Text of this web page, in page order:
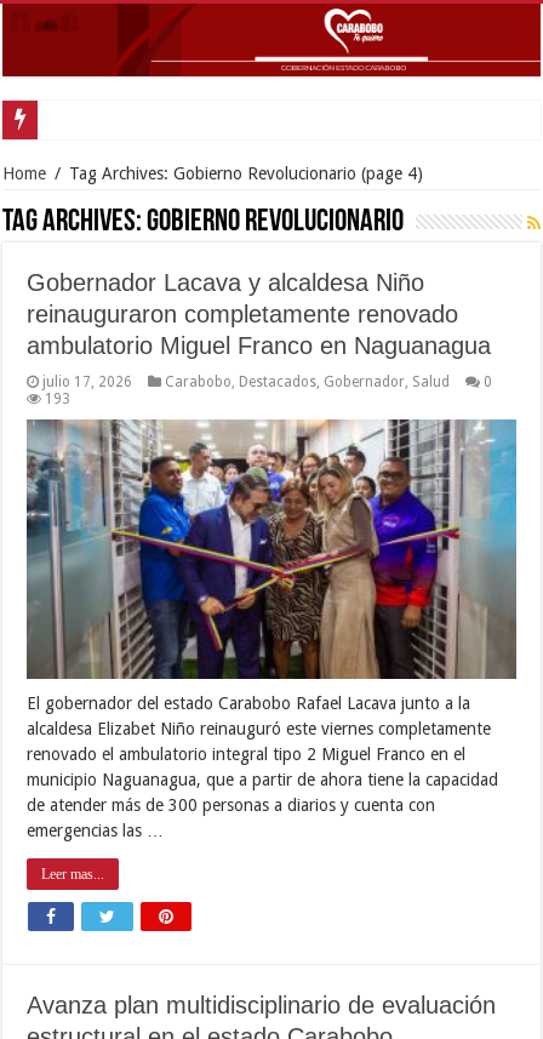
Home / Tag Archives: Gobierno Revolucionario (page 4)
Tag Archives:Gobierno Revolucionario
Gobernador Lacava y alcaldesa Niño
reinauguraron completamente renovado
ambulatorio Miguel Franco en Naguanagua
julio 17, 2026 Carabobo Destacados Gobernador Salud
0
193
El gobernador del estado Carabobo Rafael Lacava junto a la
alcaldesa Elizabet Niño reinauguró este viernes completamente
renovado el ambulatorio integral tipo 2 Miguel Franco en el
municipio Naguanagua, que a partir de ahora tiene la capacidad
de atender más de 300 personas a diarios y cuenta con
emergencias las …
Leer mas...
Avanza plan multidisciplinario de evaluación